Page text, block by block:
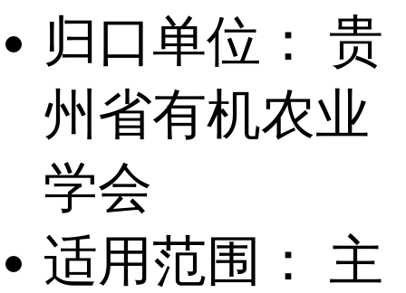
归口单位：
贵
州省有机农业
学会
适用范围：
主